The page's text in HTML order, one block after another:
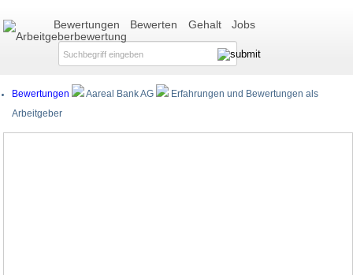
Bewertungen Bewerten Gehalt Jobs
Bewertungen Aareal Bank AG Erfahrungen und Bewertungen als
Arbeitgeber